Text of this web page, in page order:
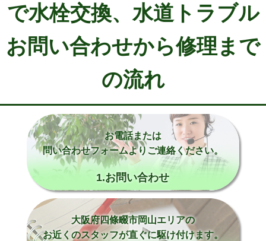
で水栓交換、水道トラブル
お問い合わせから修理まで
の流れ
お電話または
問い合わせフォームよりご連絡ください。
1.お問い合わせ
大阪府四條畷市岡山エリアの
お近くのスタッフが直ぐに駆け付けます。